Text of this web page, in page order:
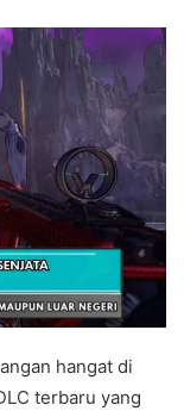
hangat di
terbaru yang